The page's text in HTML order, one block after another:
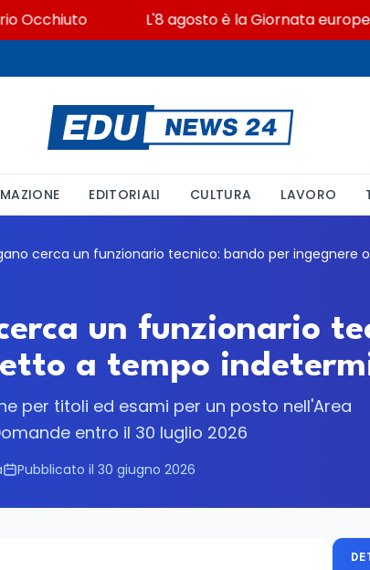
L'8 agosto è la Giornata europea
EDITORIALI CULTURA LAVORO
un funzionario
a tempo
per titoli ed esami per un posto nell'Area
entro il 30 luglio 2026
Pubblicato il 30 giugno 2026